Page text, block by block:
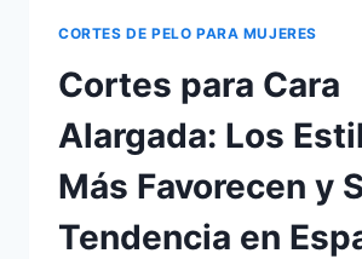
CORTES DE PELO PARA MUJERES
Cortes para Cara
Alargada: Los
Más Favorecen y
Tendencia en